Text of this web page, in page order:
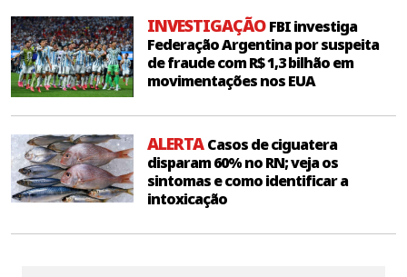
INVESTIGAÇÃOFBI investiga
Federação Argentina por suspeita
de fraude com R$ 1,3 bilhão em
movimentações nos EUA
ALERTACasos de ciguatera
disparam 60% no RN; veja os
sintomas e como identificar a
intoxicação